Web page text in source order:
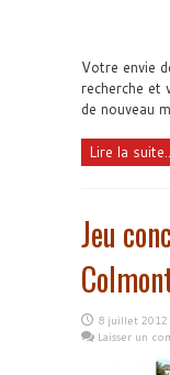
Votre envie
recherche et
de nouveau
Lire la
Jeu
8 juillet 2012
Laisser un